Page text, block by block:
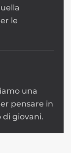
le
una
pensare in
giovani.